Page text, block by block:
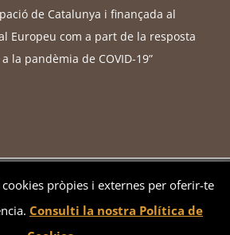
de Catalunya i finançada al
Europeu com a part de la resposta
la pandèmia de COVID-19”
2026 -2026 - Web bySonosmedia
BlueskyLinkedInYouTubeInstagram
pròpies i externes per oferir-te
Consulti la nostra Política de